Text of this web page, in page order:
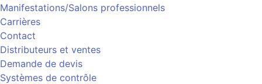
Manifestations/Salons professionnels
Carrières
Contact
Distributeurs et ventes
Demande de devis
Systèmes de contrôle